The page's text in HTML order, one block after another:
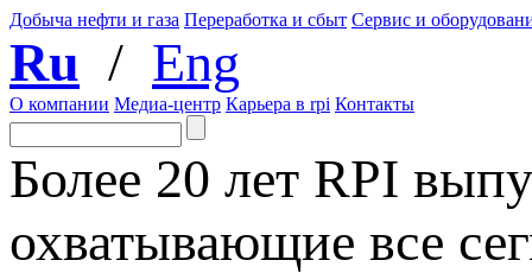
Добыча нефти и газа Переработка и сбыт Сервис и
Ru / Eng
О компании Медиа-центр Карьера в rpi Контакты
Более 20 лет RPI
охватывающие все